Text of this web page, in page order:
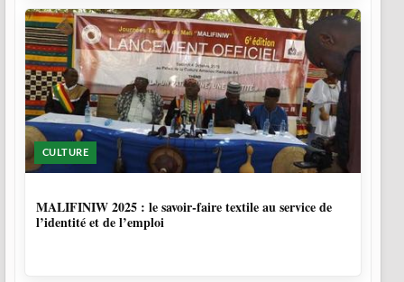
CULTURE
MALIFINIW 2025 : le savoir-faire textile au service de
l’identité et de l’emploi